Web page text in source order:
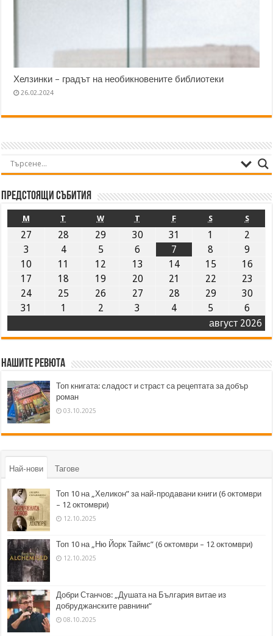
Хелзинки – градът на необикновените библиотеки
26.02.2024
Предстоящи събития
август 2026
M T W T F S S
27 28 29 30 31 1
2
3
4 5 6 7 8
9
10
11 12 13 14 15
16
17
18 19 20 21 22
23
24
25 26 27 28 29
30
31
1 2 3 4 5 6
Нашите ревюта
Топ книгата: сладост и страст са рецептата за добър
роман
03.10.2025
Най-нови Тагове
Топ 10 на „Хеликон” за най-продавани книги (6 октомври
– 12 октомври)
12.10.2025
Топ 10 на „Ню Йорк Таймс” (6 октомври – 12 октомври)
12.10.2025
Добри Станчов: „Душата на България витае из
добруджанските равнини“
08.10.2025